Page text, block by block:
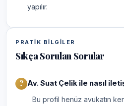
yapılır.
PRATIK BILGILER
Sıkça Sorulan Sorular
Av. Suat Çelik ile nasıl
Bu profil henüz avukatın